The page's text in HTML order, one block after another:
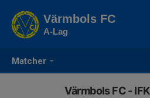
Matcher
Värmbols FC
A-Lag
Värmbols FC -